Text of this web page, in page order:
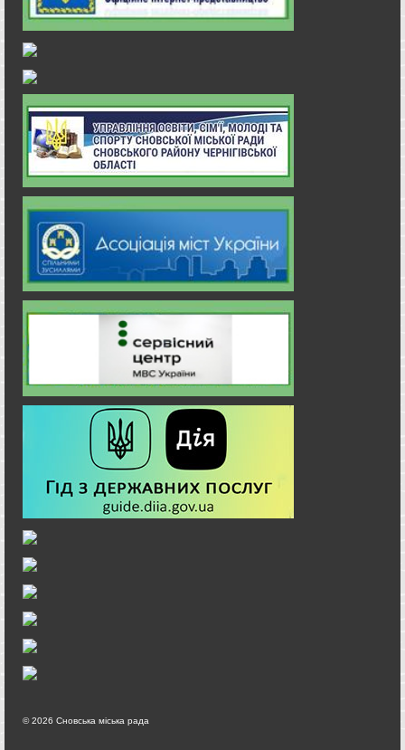
© 2026 Сновська міська рада